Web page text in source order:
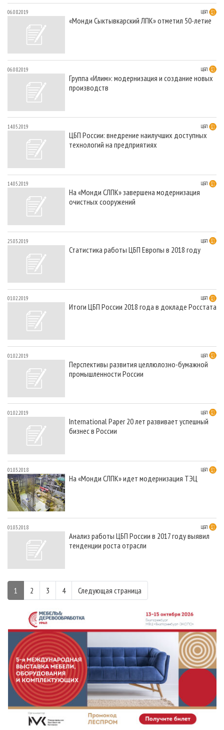
06.08.2019 ЦБП
«Монди Сыктывкарский ЛПК» отметил 50-летие
06.08.2019 ЦБП
Группа «Илим»: модернизация и создание новых
производств
14.05.2019 ЦБП
ЦБП России: внедрение наилучших доступных
технологий на предприятиях
14.05.2019 ЦБП
На «Монди СЛПК» завершена модернизация
очистных сооружений
25.03.2019 ЦБП
Статистика работы ЦБП Европы в 2018 году
01.02.2019 ЦБП
Итоги ЦБП России 2018 года в докладе Росстата
01.02.2019 ЦБП
Перспективы развития целлюлозно-бумажной
промышленности России
01.02.2019 ЦБП
International Paper 20 лет развивает успешный
бизнес в России
01.03.2018 ЦБП
На «Монди СЛПК» идет модернизация ТЭЦ
01.03.2018 ЦБП
Анализ работы ЦБП России в 2017 году выявил
тенденции роста отрасли
1 2 3 4 Следующая страница